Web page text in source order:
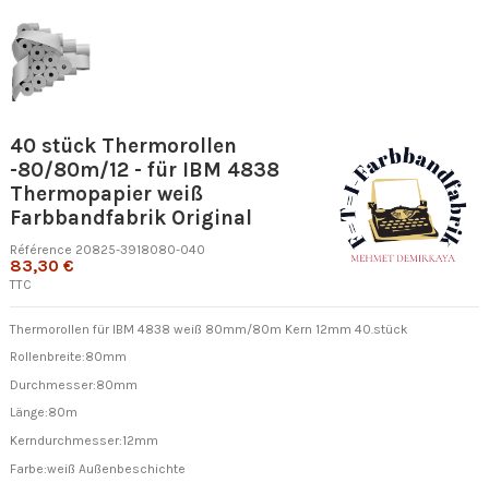
40 stück Thermorollen
-80/80m/12 - für IBM 4838
Thermopapier weiß
Farbbandfabrik Original
Référence 20825-3918080-040
83,30 €
TTC
Thermorollen für IBM 4838 weiß 80mm/80m Kern 12mm 40.stück
Rollenbreite:80mm
Durchmesser:80mm
Länge:80m
Kerndurchmesser:12mm
Farbe:weiß Außenbeschichte